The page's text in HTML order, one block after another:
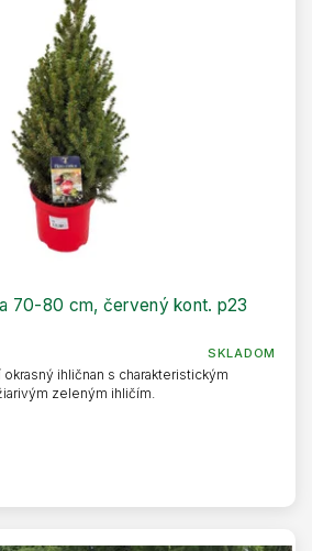
70-80 cm, červený kont. p23
SKLADOM
ihličnan s charakteristickým
zeleným ihličím.